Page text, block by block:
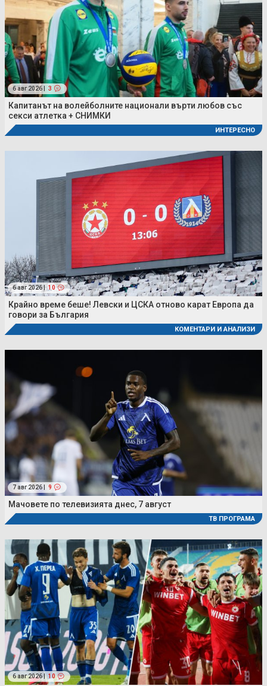
6 авг 2026 | 3
Капитанът на волейболните национали върти любов със
секси атлетка + СНИМКИ
ИНТЕРЕСНО
6 авг 2026 | 10
Крайно време беше! Левски и ЦСКА отново карат Европа да
говори за България
КОМЕНТАРИ И АНАЛИЗИ
7 авг 2026 | 9
Мачовете по телевизията днес, 7 август
ТВ ПРОГРАМА
6 авг 2026 | 10